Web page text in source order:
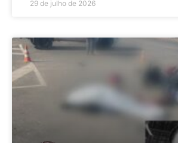
29 de julho de 2026